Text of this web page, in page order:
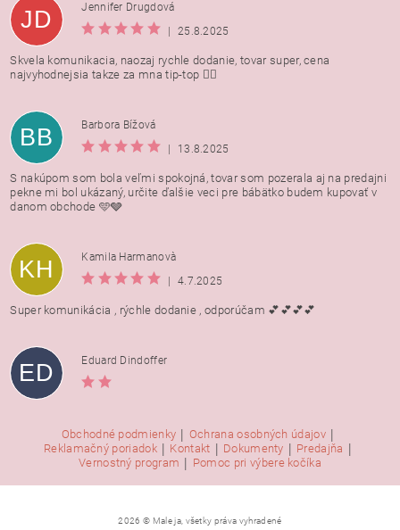
JD
Jennifer Drugdová
|
25.8.2025
Skvela komunikacia, naozaj rychle dodanie, tovar super, cena
najvyhodnejsia takze za mna tip-top 👍🏻
BB
Barbora Bížová
|
13.8.2025
S nakúpom som bola veľmi spokojná, tovar som pozerala aj na predajni
pekne mi bol ukázaný, určite ďalšie veci pre bábätko budem kupovať v
danom obchode 🩵🩶
KH
Kamila Harmanovà
|
4.7.2025
Super komunikácia , rýchle dodanie , odporúčam 💕💕💕💕
ED Eduard Dindoffer
Obchodné podmienky | Ochrana osobných údajov |
Reklamačný poriadok | Kontakt | Dokumenty | Predajňa |
Vernostný program | Pomoc pri výbere kočíka
2026 © Male ja, všetky práva vyhradené